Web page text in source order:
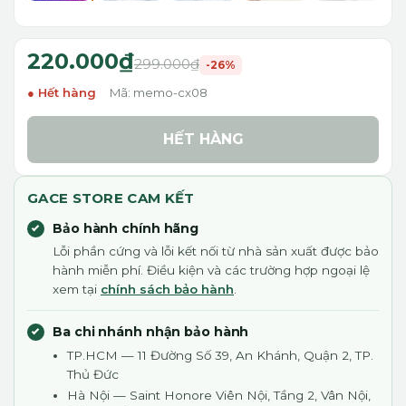
220.000₫299.000₫ -26%
Hết hàng Mã: memo-cx08
HẾT HÀNG
GACE STORE CAM KẾT
Bảo hành chính hãng
Lỗi phần cứng và lỗi kết nối từ nhà sản xuất được bảo
hành miễn phí. Điều kiện và các trường hợp ngoại lệ
xem tại chính sách bảo hành
Ba chi nhánh nhận bảo hành
TP.HCM — 11 Đường Số 39, An Khánh, Quận 2, TP.
Thủ Đức
Hà Nội — Saint Honore Viên Nội, Tầng 2, Vân Nội,